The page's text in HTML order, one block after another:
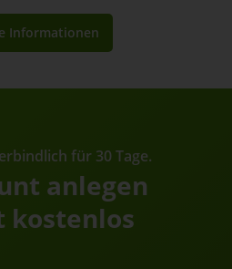
Informationen
für 30 Tage.
anlegen
kostenlos